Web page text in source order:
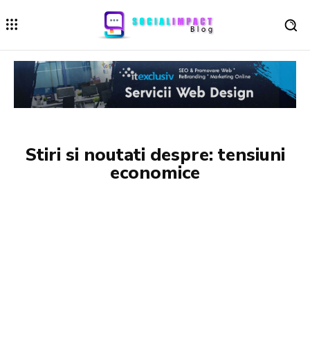
Stiri si noutati despre: tensiuni
economice